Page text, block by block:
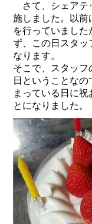
さて、シェアテ
施しました。以前
を行っていました
ず、この日スタッ
なります。
そこで、スタッフ
日ということな
まっている日に
とになりました。